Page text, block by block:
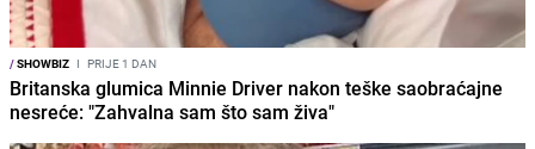
/SHOWBIZ I PRIJE 1 DAN
Britanska glumica Minnie Driver nakon teške saobraćajne
nesreće: "Zahvalna sam što sam živa"